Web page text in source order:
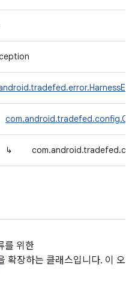
↳
를 위한
확장하는 클래스입니다. 이 오